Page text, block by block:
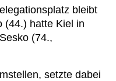
bleibt
(44.) hatte Kiel in
(74.,
setzte dabei